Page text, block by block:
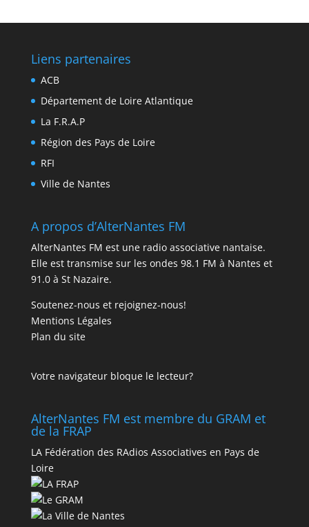
Liens partenaires
ACB
Département de Loire Atlantique
La F.R.A.P
Région des Pays de Loire
RFI
Ville de Nantes
A propos d’AlterNantes FM
AlterNantes FM est une radio associative nantaise.
Elle est transmise sur les ondes 98.1 FM à Nantes et
91.0 à St Nazaire.
Soutenez-nous et rejoignez-nous!
Mentions Légales
Plan du site
Votre navigateur bloque le lecteur?
AlterNantes FM est membre du GRAM et
de la FRAP
LA Fédération des RAdios Associatives en Pays de
Loire